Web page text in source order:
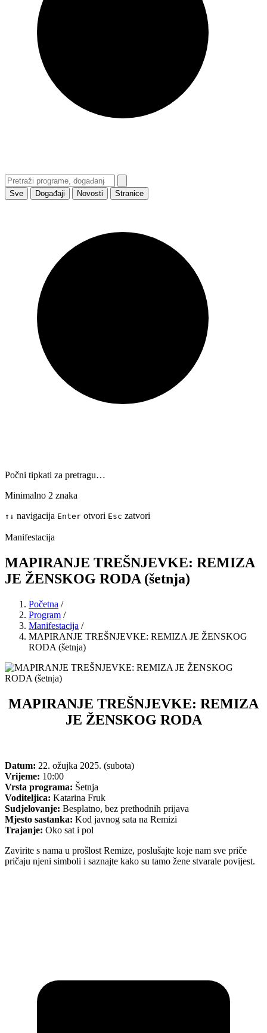
Sve Događaji Novosti Stranice
Počni tipkati za pretragu…
Minimalno 2 znaka
↑ ↓ navigacija Enter otvori Esc zatvori
Manifestacija
MAPIRANJE TREŠNJEVKE: REMIZA
JE ŽENSKOG RODA (šetnja)
Početna /
Program /
Manifestacija /
MAPIRANJE TREŠNJEVKE: REMIZA JE ŽENSKOG
RODA (šetnja)
MAPIRANJE TREŠNJEVKE: REMIZA
JE ŽENSKOG RODA
Datum: 22. ožujka 2025. (subota)
Vrijeme: 10:00
Vrsta programa: Šetnja
Voditeljica: Katarina Fruk
Sudjelovanje: Besplatno, bez prethodnih prijava
Mjesto sastanka: Kod javnog sata na Remizi
Trajanje: Oko sat i pol
Zavirite s nama u prošlost Remize, poslušajte koje nam sve priče
pričaju njeni simboli i saznajte kako su tamo žene stvarale povijest.